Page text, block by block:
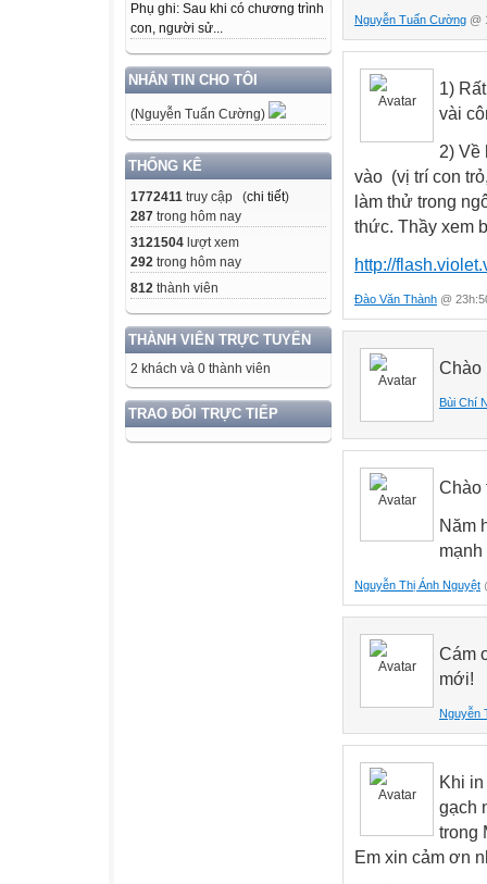
Phụ ghi: Sau khi có chương trình
con, người sử...
NHẮN TIN CHO TÔI
(Nguyễn Tuấn Cường)
THỐNG KÊ
1772411 truy cập (chi tiết)
287 trong hôm nay
3121504 lượt xem
292 trong hôm nay
812 thành viên
THÀNH VIÊN TRỰC TUYẾN
2 khách và 0 thành viên
TRAO ĐỔI TRỰC TIẾP
Nguyễn Tuấn Cường @
1)
vài
2) Về
vào (vị trí con
làm thử trong
thức. Thầy xem
http://
Đào Văn Thành @
Chào
Bùi Chí
Chào
Năm
Nguyễn Thị Ánh Nguyệt
Cám
mới!
Nguyễn
Khi
gạch
trong
Em xin cảm ơn